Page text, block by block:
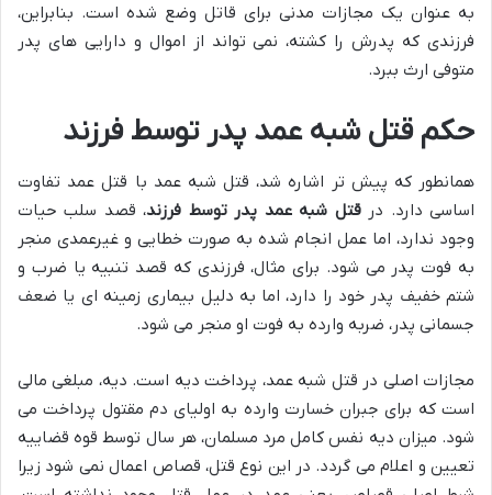
به عنوان یک مجازات مدنی برای قاتل وضع شده است. بنابراین،
فرزندی که پدرش را کشته، نمی تواند از اموال و دارایی های پدر
متوفی ارث ببرد.
حکم قتل شبه عمد پدر توسط فرزند
همانطور که پیش تر اشاره شد، قتل شبه عمد با قتل عمد تفاوت
اساسی دارد. درقتل شبه عمد پدر توسط فرزند، قصد سلب حیات
وجود ندارد، اما عمل انجام شده به صورت خطایی و غیرعمدی منجر
به فوت پدر می شود. برای مثال، فرزندی که قصد تنبیه یا ضرب و
شتم خفیف پدر خود را دارد، اما به دلیل بیماری زمینه ای یا ضعف
جسمانی پدر، ضربه وارده به فوت او منجر می شود.
مجازات اصلی در قتل شبه عمد، پرداخت دیه است. دیه، مبلغی مالی
است که برای جبران خسارت وارده به اولیای دم مقتول پرداخت می
شود. میزان دیه نفس کامل مرد مسلمان، هر سال توسط قوه قضاییه
تعیین و اعلام می گردد. در این نوع قتل، قصاص اعمال نمی شود زیرا